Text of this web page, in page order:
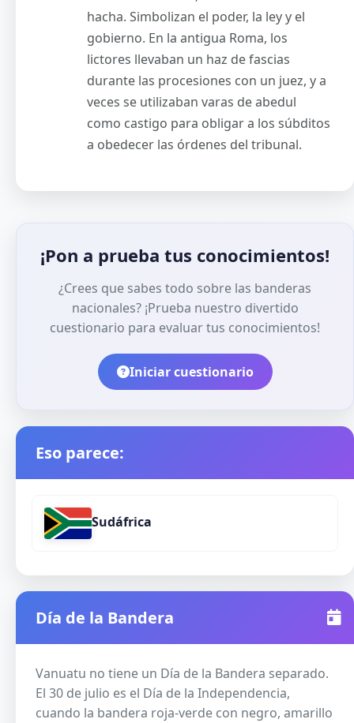
hacha. Simbolizan el poder, la ley y el
gobierno. En la antigua Roma, los
lictores llevaban un haz de fascias
durante las procesiones con un juez, y a
veces se utilizaban varas de abedul
como castigo para obligar a los súbditos
a obedecer las órdenes del tribunal.
¡Pon a prueba tus conocimientos!
¿Crees que sabes todo sobre las banderas
nacionales? ¡Prueba nuestro divertido
cuestionario para evaluar tus conocimientos!
Iniciar cuestionario
Eso parece:
Sudáfrica
Día de la Bandera
Vanuatu no tiene un Día de la Bandera separado.
El 30 de julio es el Día de la Independencia,
cuando la bandera roja-verde con negro, amarillo